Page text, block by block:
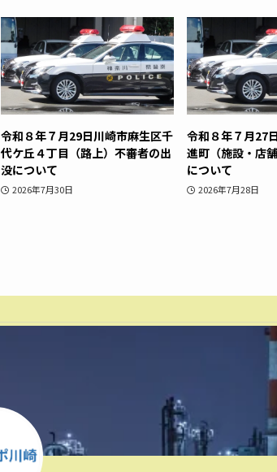
令和８年７月29日川崎市麻生区千
代ケ丘４丁目（路上）不審者の出
没について
2026年7月30日
令和８年７月27
進町（施設・店
について
2026年7月28日